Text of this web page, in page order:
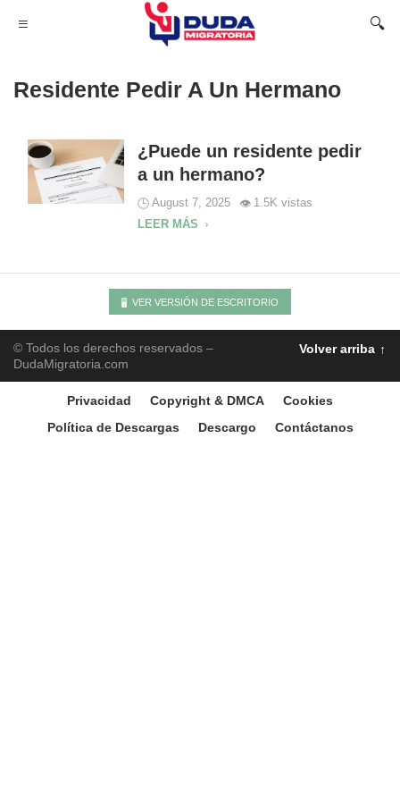
Residente Pedir A Un Hermano
¿Puede un residente pedir
a un hermano?
August 7, 2025
1.5K vistas
LEER MÁS
VER VERSIÓN DE ESCRITORIO
© Todos los derechos reservados –
DudaMigratoria.com
Volver arriba
Privacidad Copyright & DMCA
Cookies
Política de Descargas
Descargo Contáctanos